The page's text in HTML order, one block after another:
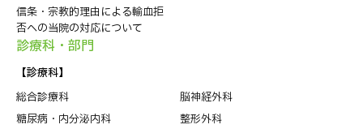
信条・宗教的理由による輸血拒
否への当院の対応について
診療科・部⾨
【診療科】
総合診療科
糖尿病・内分泌内科
脳神経外科
整形外科